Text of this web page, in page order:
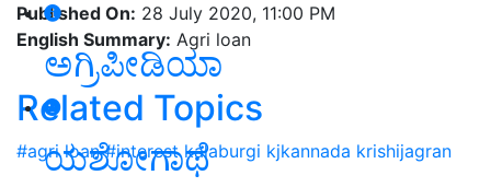
ಅಗ್ರಿಪೀಡಿಯಾ
ಯಶೋಗಾಥೆ
Published On: 28 July 2020, 11:00 PM
English Summary: Agri loan
Related Topics
#agri loan #interest kalaburgi kjkannada krishijagran